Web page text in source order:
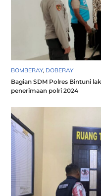
BOMBERAY, DOBERAY
Bagian SDM Polres Bintuni
penerimaan polri 2024